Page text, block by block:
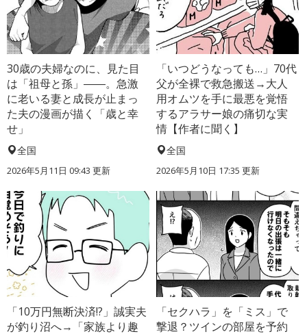
30歳の夫婦なのに、見た目
は「祖母と孫」――。急激
に老いる妻と成長が止まっ
た夫の漫画が描く「歳と幸
せ」
全国
2026年5月11日 09:43 更新
「いつどうなっても…」70代
父が全裸で救急搬送→大人
用オムツを手に最悪を覚悟
するアラサー娘の痛切な実
情【作者に聞く】
全国
2026年5月10日 17:35 更新
「10万円無断決済!?」誠実夫
が釣り沼へ→「家族より趣
「セクハラ」を「ミス」で
撃退？ツインの部屋を予約